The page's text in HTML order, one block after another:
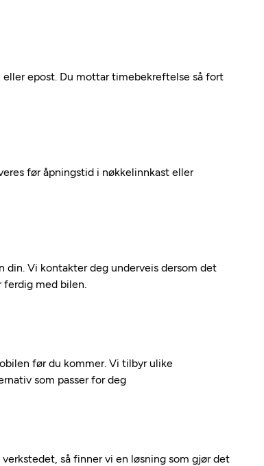
epost. Du mottar timebekreftelse så fort
før åpningstid i nøkkelinnkast eller
din. Vi kontakter deg underveis dersom det
ferdig med bilen.
før du kommer. Vi tilbyr ulike
som passer for deg
så finner vi en løsning som gjør det